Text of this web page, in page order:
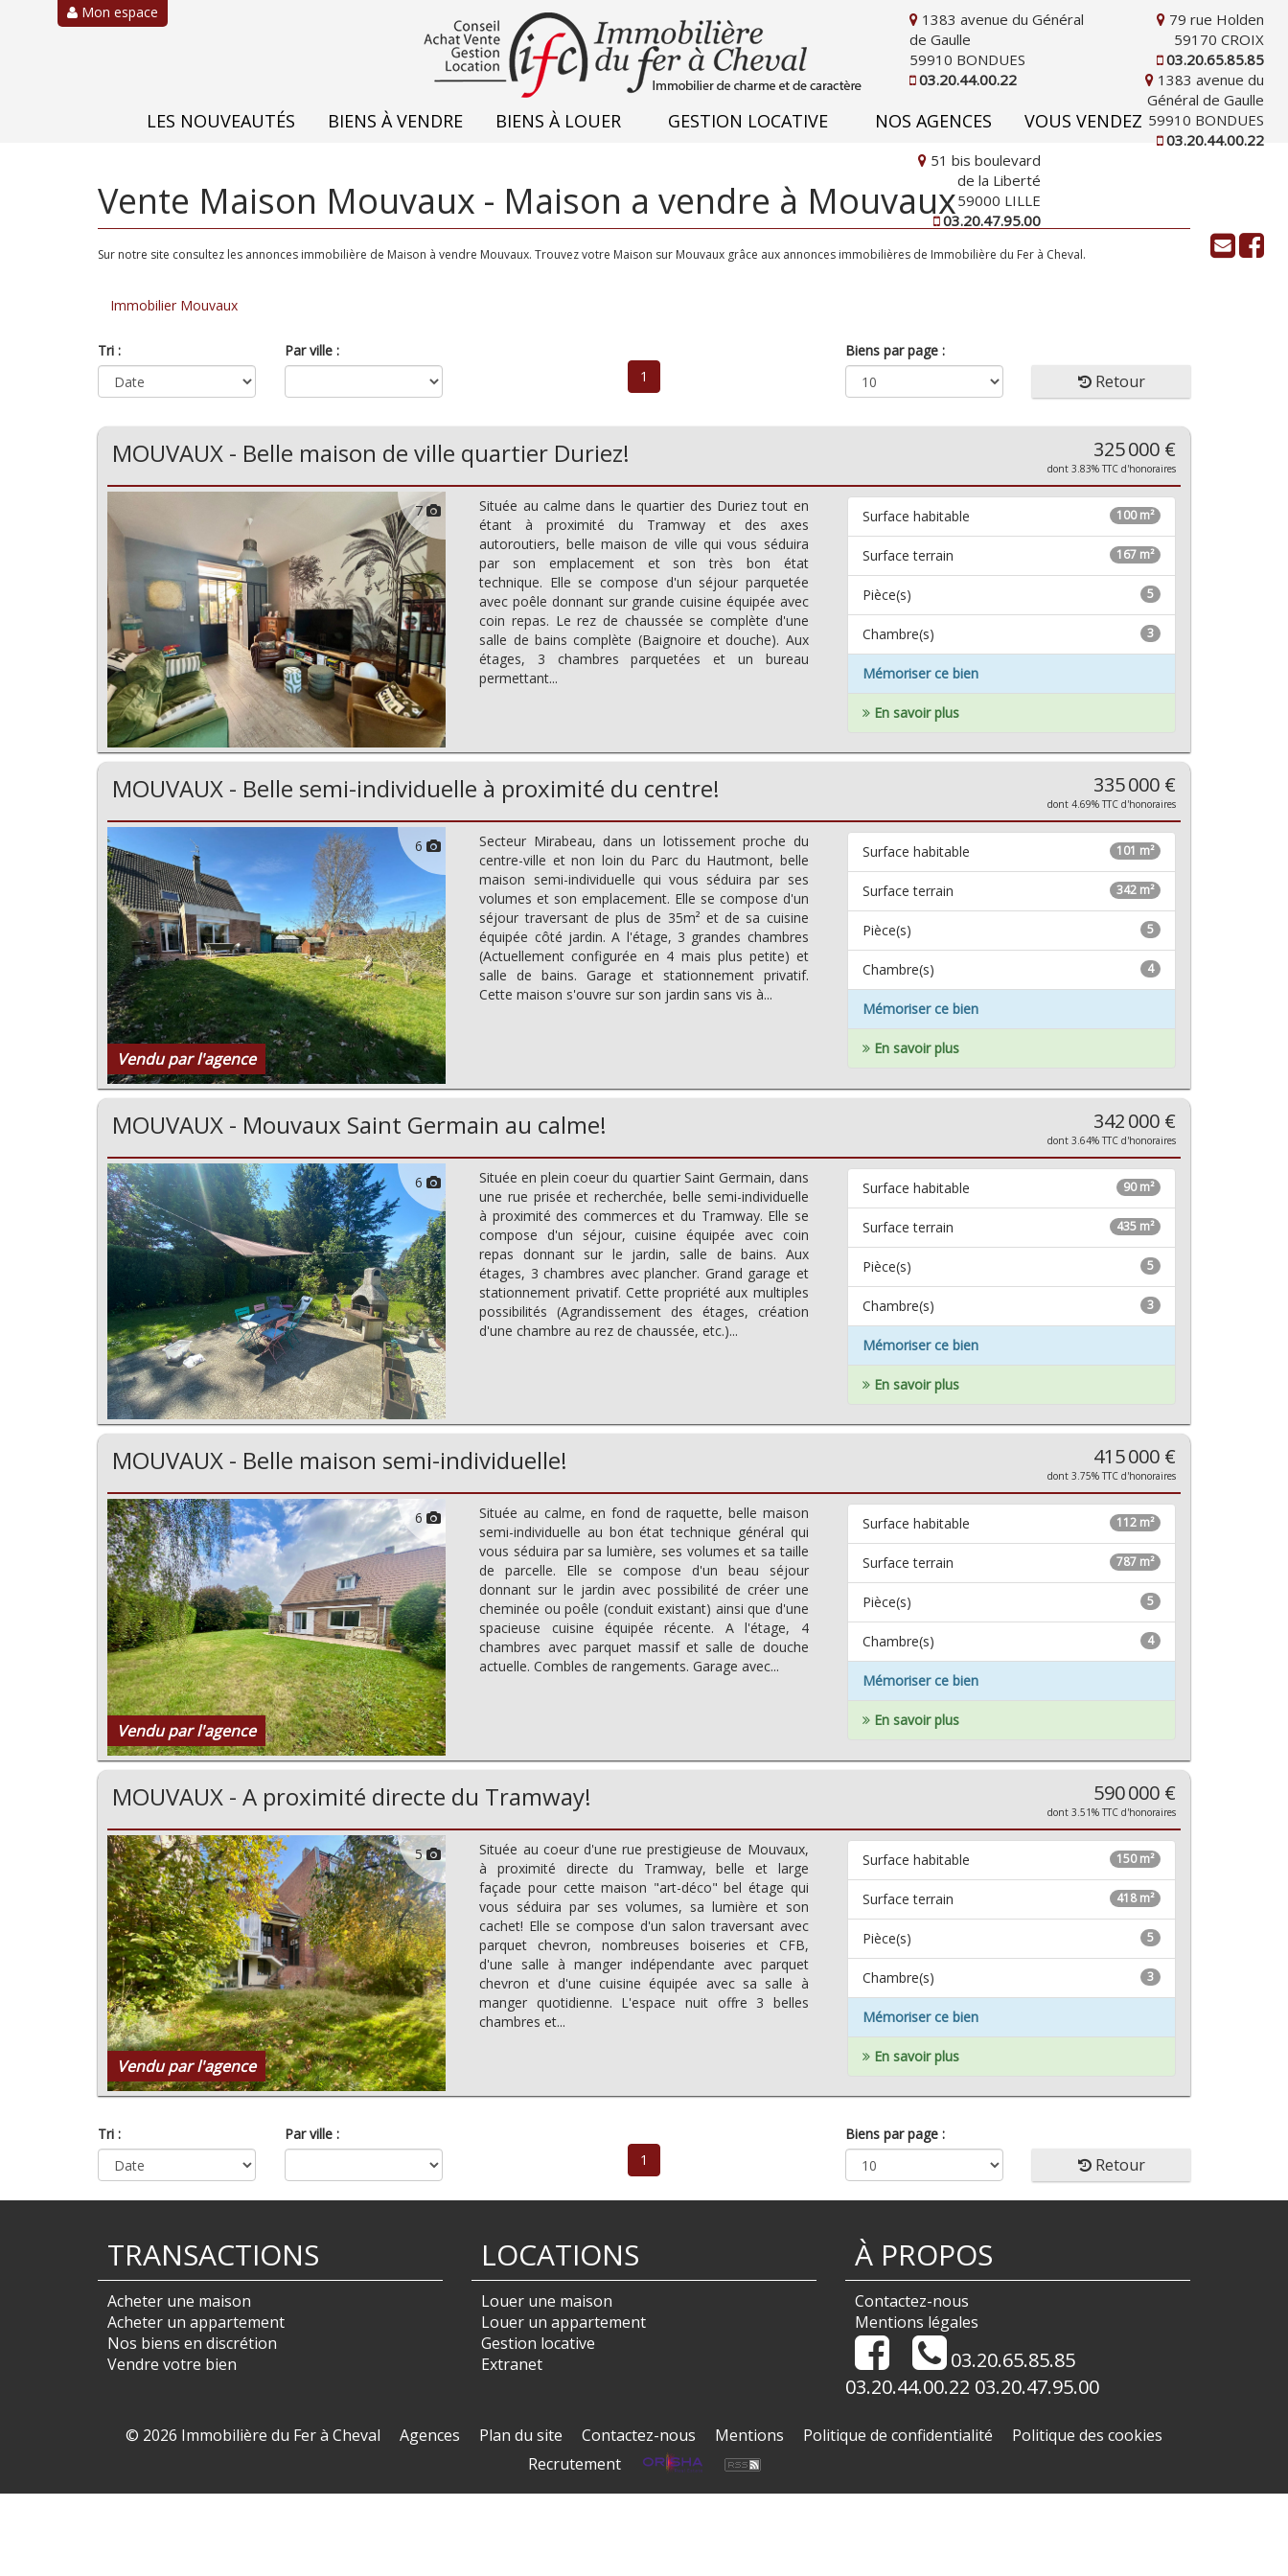
Mon espace
LES NOUVEAUTÉS BIENS À VENDRE BIENS À LOUER GESTION LOCATIVE NOS AGENCES VOUS VENDEZ
1383 avenue du Général
de Gaulle
59910 BONDUES
03.20.44.00.22
79 rue Holden
59170 CROIX
03.20.65.85.85
1383 avenue du
Général de Gaulle
59910 BONDUES
03.20.44.00.22
51 bis boulevard
de la Liberté
59000 LILLE
03.20.47.95.00
Vente Maison Mouvaux - Maison a vendre à Mouvaux
Sur notre site consultez les annonces immobilière de Maison à vendre Mouvaux. Trouvez votre Maison sur Mouvaux grâce aux annonces immobilières de Immobilière du Fer à Cheval.
Immobilier Mouvaux
Tri :
Par ville :
1
Biens par page :
Retour
MOUVAUX - Belle maison de ville quartier Duriez! 325 000 €
dont 3.83% TTC d'honoraires
7
Située au calme dans le quartier des Duriez tout en
étant à proximité du Tramway et des axes
autoroutiers, belle maison de ville qui vous séduira
par son emplacement et son très bon état
technique. Elle se compose d'un séjour parquetée
avec poêle donnant sur grande cuisine équipée avec
coin repas. Le rez de chaussée se complète d'une
salle de bains complète (Baignoire et douche). Aux
étages, 3 chambres parquetées et un bureau
permettant...
100 m²
Surface habitable
167 m²
Surface terrain
5
Pièce(s)
3
Chambre(s)
Mémoriser ce bien
En savoir plus
MOUVAUX - Belle semi-individuelle à proximité du centre! 335 000 €
dont 4.69% TTC d'honoraires
6
Vendu par l'agence
Secteur Mirabeau, dans un lotissement proche du
centre-ville et non loin du Parc du Hautmont, belle
maison semi-individuelle qui vous séduira par ses
volumes et son emplacement. Elle se compose d'un
séjour traversant de plus de 35m² et de sa cuisine
équipée côté jardin. A l'étage, 3 grandes chambres
(Actuellement configurée en 4 mais plus petite) et
salle de bains. Garage et stationnement privatif.
Cette maison s'ouvre sur son jardin sans vis à...
101 m²
Surface habitable
342 m²
Surface terrain
5
Pièce(s)
4
Chambre(s)
Mémoriser ce bien
En savoir plus
MOUVAUX - Mouvaux Saint Germain au calme! 342 000 €
dont 3.64% TTC d'honoraires
6
Située en plein coeur du quartier Saint Germain, dans
une rue prisée et recherchée, belle semi-individuelle
à proximité des commerces et du Tramway. Elle se
compose d'un séjour, cuisine équipée avec coin
repas donnant sur le jardin, salle de bains. Aux
étages, 3 chambres avec plancher. Grand garage et
stationnement privatif. Cette propriété aux multiples
possibilités (Agrandissement des étages, création
d'une chambre au rez de chaussée, etc.)...
90 m²
Surface habitable
435 m²
Surface terrain
5
Pièce(s)
3
Chambre(s)
Mémoriser ce bien
En savoir plus
MOUVAUX - Belle maison semi-individuelle! 415 000 €
dont 3.75% TTC d'honoraires
6
Vendu par l'agence
Située au calme, en fond de raquette, belle maison
semi-individuelle au bon état technique général qui
vous séduira par sa lumière, ses volumes et sa taille
de parcelle. Elle se compose d'un beau séjour
donnant sur le jardin avec possibilité de créer une
cheminée ou poêle (conduit existant) ainsi que d'une
spacieuse cuisine équipée récente. A l'étage, 4
chambres avec parquet massif et salle de douche
actuelle. Combles de rangements. Garage avec...
112 m²
Surface habitable
787 m²
Surface terrain
5
Pièce(s)
4
Chambre(s)
Mémoriser ce bien
En savoir plus
MOUVAUX - A proximité directe du Tramway! 590 000 €
dont 3.51% TTC d'honoraires
5
Vendu par l'agence
Située au coeur d'une rue prestigieuse de Mouvaux,
à proximité directe du Tramway, belle et large
façade pour cette maison "art-déco" bel étage qui
vous séduira par ses volumes, sa lumière et son
cachet! Elle se compose d'un salon traversant avec
parquet chevron, nombreuses boiseries et CFB,
d'une salle à manger indépendante avec parquet
chevron et d'une cuisine équipée avec sa salle à
manger quotidienne. L'espace nuit offre 3 belles
chambres et...
150 m²
Surface habitable
418 m²
Surface terrain
5
Pièce(s)
3
Chambre(s)
Mémoriser ce bien
En savoir plus
Tri :
Par ville :
1
Biens par page :
Retour
TRANSACTIONS
Acheter une maison
Acheter un appartement
Nos biens en discrétion
Vendre votre bien
LOCATIONS
Louer une maison
Louer un appartement
Gestion locative
Extranet
À PROPOS
Contactez-nous
Mentions légales
03.20.65.85.85
03.20.44.00.22 03.20.47.95.00
© 2026 Immobilière du Fer à Cheval Agences Plan du site Contactez-nous Mentions Politique de confidentialité
Politique des cookies
Recrutement